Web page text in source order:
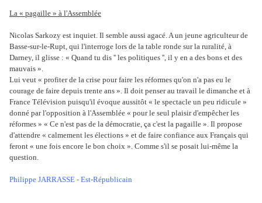
La « pagaille » à l'Assemblée
Nicolas Sarkozy est inquiet. Il semble aussi agacé. A un jeune agriculteur de
Basse-sur-le-Rupt, qui l'interroge lors de la table ronde sur la ruralité, à
Darney, il glisse : « Quand tu dis '' les politiques '', il y en a des bons et des
mauvais ».
Lui veut « profiter de la crise pour faire les réformes qu'on n'a pas eu le
courage de faire depuis trente ans ». Il doit penser au travail le dimanche et à
France Télévision puisqu'il évoque aussitôt « le spectacle un peu ridicule »
donné par l'opposition à l'Assemblée « pour le seul plaisir d'empêcher les
réformes » « Ce n'est pas de la démocratie, ça c'est la pagaille ». Il propose
d'attendre « calmement les élections » et de faire confiance aux Français qui
feront « une fois encore le bon choix ». Comme s'il se posait lui-même la
question.
Philippe JARRASSE - Est-Républicain